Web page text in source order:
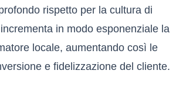
rispetto per la cultura di
in modo esponenziale la
locale, aumentando così le
e fidelizzazione del cliente.